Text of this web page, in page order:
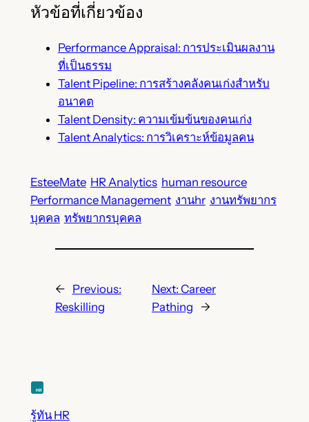
หัวข้อที่เกี่ยวข้อง
Performance Appraisal: การประเมินผลงาน
ที่เป็นธรรม
Talent Pipeline: การสร้างคลังคนเก่งสำหรับ
อนาคต
Talent Density: ความเข้มข้นของคนเก่ง
Talent Analytics: การวิเคราะห์ข้อมูลคน
EsteeMate HR Analytics human resource
Performance Management งานhr งานทรัพยากร
บุคคล ทรัพยากรบุคคล
←
Previous:
Reskilling
Next: Career
Pathing
→
รู้ทัน HR